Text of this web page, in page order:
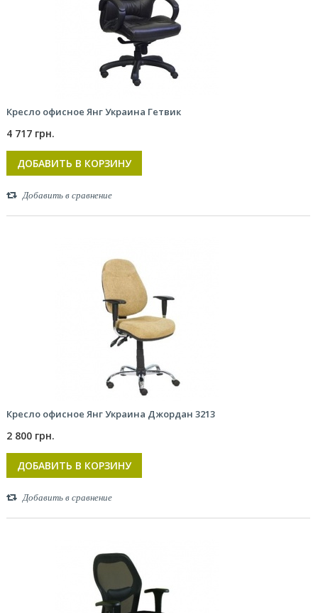
Кресло офисное Янг Украина Гетвик
4 717 грн.
ДОБАВИТЬ В КОРЗИНУ
Добавить в сравнение
Кресло офисное Янг Украина Джордан 3213
2 800 грн.
ДОБАВИТЬ В КОРЗИНУ
Добавить в сравнение